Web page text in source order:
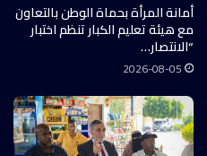
أمانة المرأة بحماة الوطن بالتعاون
مع هيئة تعليم الكبار تنظم اختبار
“الانتصار…
2026-08-05